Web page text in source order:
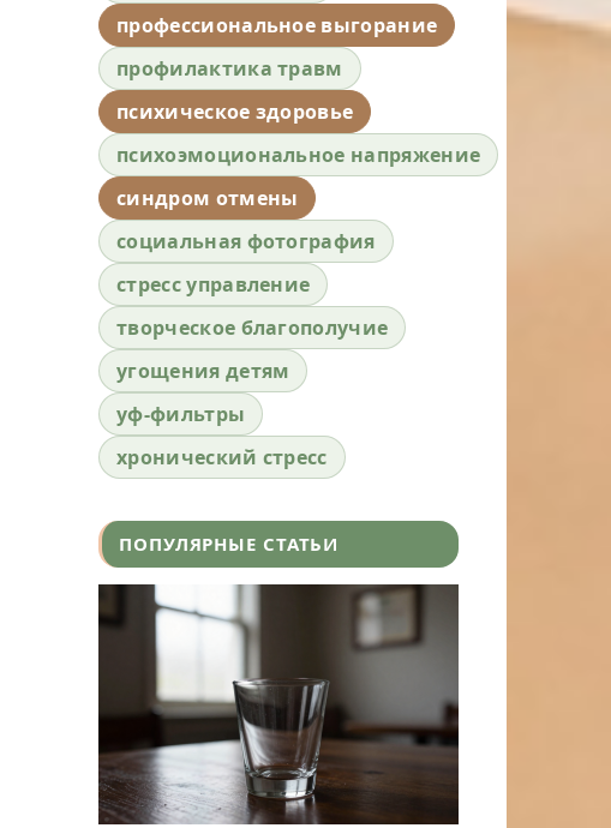
профессиональное выгорание
профилактика травм
психическое здоровье
психоэмоциональное напряжение
синдром отмены
социальная фотография
стресс управление
творческое благополучие
угощения детям
уф-фильтры
хронический стресс
ПОПУЛЯРНЫЕ СТАТЬИ